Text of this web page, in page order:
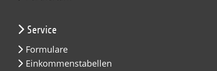
Service
Formulare
Einkommenstabellen